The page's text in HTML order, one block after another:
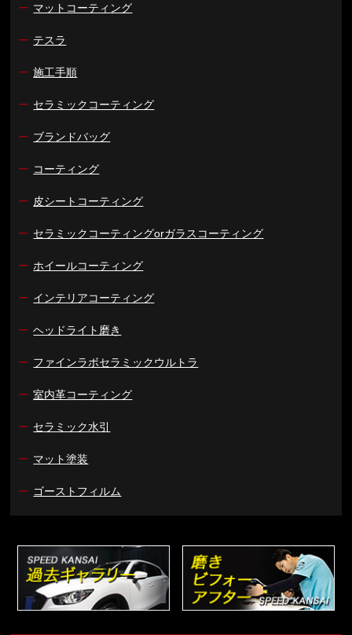
ー マットコーティング
ー テスラ
ー 施工手順
ー セラミックコーティング
ー ブランドバッグ
ー コーティング
ー 皮シートコーティング
ー セラミックコーティングorガラスコーティング
ー ホイールコーティング
ー インテリアコーティング
ー ヘッドライト磨き
ー ファインラボセラミックウルトラ
ー 室内革コーティング
ー セラミック水引
ー マット塗装
ー ゴーストフィルム